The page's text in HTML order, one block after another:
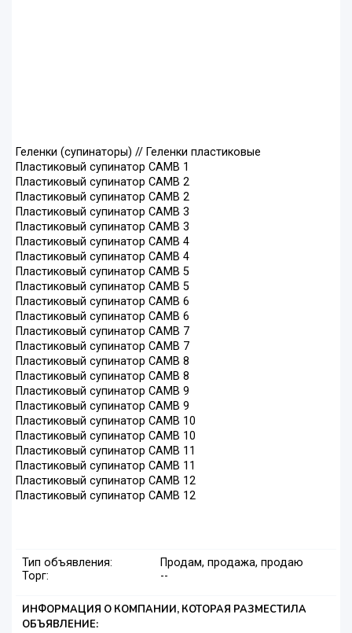
Геленки (супинаторы) // Геленки пластиковые
Пластиковый супинатор CAMB 1
Пластиковый супинатор CAMB 2
Пластиковый супинатор CAMB 2
Пластиковый супинатор CAMB 3
Пластиковый супинатор CAMB 3
Пластиковый супинатор CAMB 4
Пластиковый супинатор CAMB 4
Пластиковый супинатор CAMB 5
Пластиковый супинатор CAMB 5
Пластиковый супинатор CAMB 6
Пластиковый супинатор CAMB 6
Пластиковый супинатор CAMB 7
Пластиковый супинатор CAMB 7
Пластиковый супинатор CAMB 8
Пластиковый супинатор CAMB 8
Пластиковый супинатор CAMB 9
Пластиковый супинатор CAMB 9
Пластиковый супинатор CAMB 10
Пластиковый супинатор CAMB 10
Пластиковый супинатор CAMB 11
Пластиковый супинатор CAMB 11
Пластиковый супинатор CAMB 12
Пластиковый супинатор CAMB 12
Тип объявления:
Продам, продажа, продаю
Торг:
--
ИНФОРМАЦИЯ О КОМПАНИИ, КОТОРАЯ РАЗМЕСТИЛА
ОБЪЯВЛЕНИЕ: